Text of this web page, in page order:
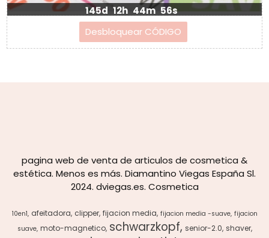
145d 12h 44m 56s
pagina web de venta de articulos de cosmetica &
estética. Menos es más. Diamantino Viegas España Sl.
2024. dviegas.es. Cosmetica
10en1 afeitadora clipper fijacion media fijacion media -suave fijacion
suave moto-magnetico schwarzkopf senior-2.0 shaver